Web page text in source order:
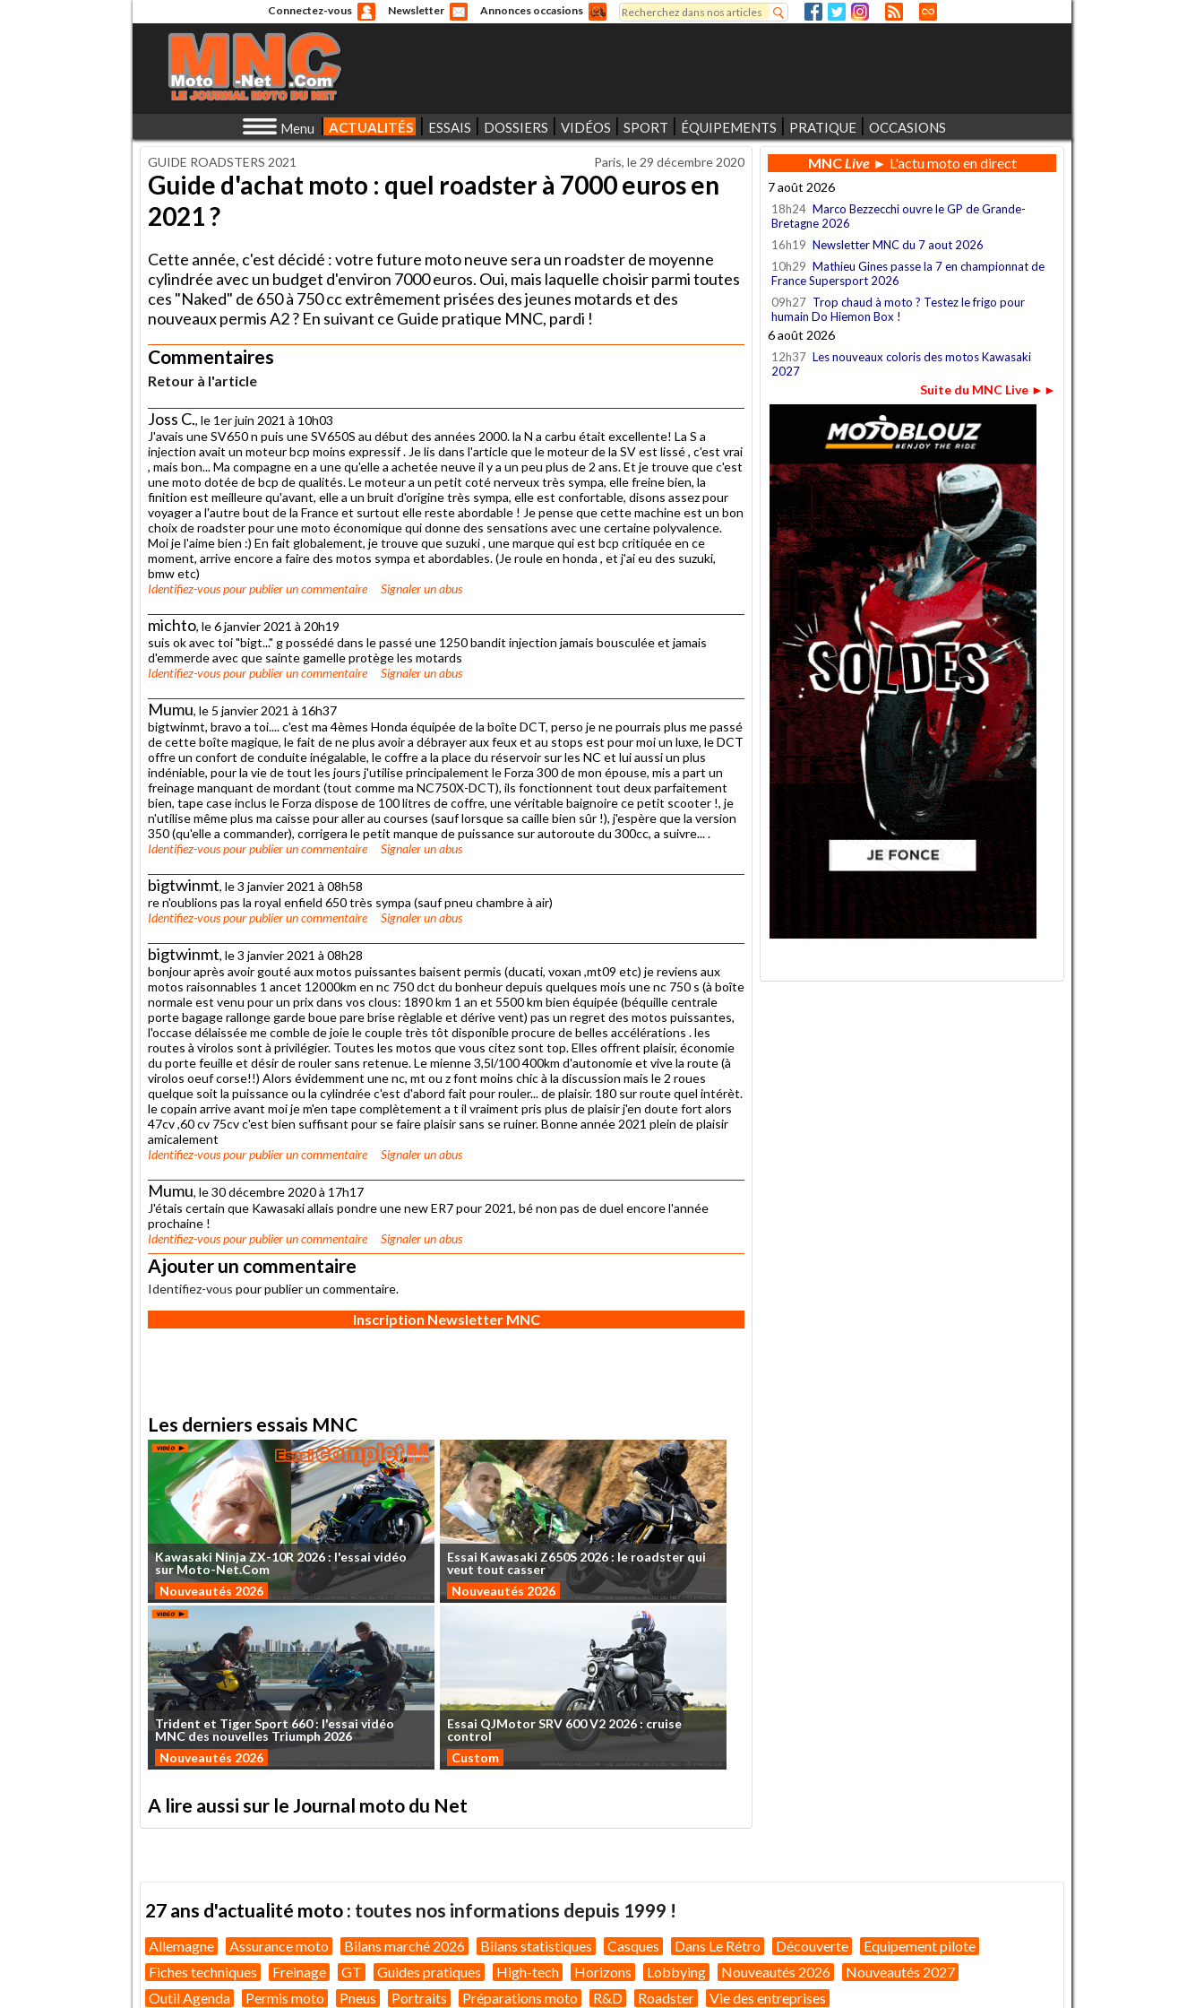
Connectez-vous Newsletter Annonces occasions
Formulaire de recherche
Rechercher
Menu ACTUALITÉS ESSAIS DOSSIERS VIDÉOS SPORT ÉQUIPEMENTS PRATIQUE OCCASIONS
GUIDE ROADSTERS 2021 Paris, le 29 décembre 2020
Guide d'achat moto : quel roadster à 7000 euros en
2021 ?
Cette année, c'est décidé : votre future moto neuve sera un roadster de moyenne
cylindrée avec un budget d'environ 7000 euros. Oui, mais laquelle choisir parmi toutes
ces "Naked" de 650 à 750 cc extrêmement prisées des jeunes motards et des
nouveaux permis A2 ? En suivant ce Guide pratique MNC, pardi !
Commentaires
Retour à l'article
Joss C., le 1er juin 2021 à 10h03
J'avais une SV650 n puis une SV650S au début des années 2000. la N a carbu était excellente! La S a
injection avait un moteur bcp moins expressif . Je lis dans l'article que le moteur de la SV est lissé , c'est vrai
, mais bon... Ma compagne en a une qu'elle a achetée neuve il y a un peu plus de 2 ans. Et je trouve que c'est
une moto dotée de bcp de qualités. Le moteur a un petit coté nerveux très sympa, elle freine bien, la
finition est meilleure qu'avant, elle a un bruit d'origine très sympa, elle est confortable, disons assez pour
voyager a l'autre bout de la France et surtout elle reste abordable ! Je pense que cette machine est un bon
choix de roadster pour une moto économique qui donne des sensations avec une certaine polyvalence.
Moi je l'aime bien :) En fait globalement, je trouve que suzuki , une marque qui est bcp critiquée en ce
moment, arrive encore a faire des motos sympa et abordables. (Je roule en honda , et j'ai eu des suzuki,
bmw etc)
Identifiez-vouspour publier un commentaire Signaler un abus
michto, le 6 janvier 2021 à 20h19
suis ok avec toi "bigt..." g possédé dans le passé une 1250 bandit injection jamais bousculée et jamais
d'emmerde avec que sainte gamelle protège les motards
Identifiez-vouspour publier un commentaire Signaler un abus
Mumu, le 5 janvier 2021 à 16h37
bigtwinmt, bravo a toi.... c'est ma 4èmes Honda équipée de la boîte DCT, perso je ne pourrais plus me passé
de cette boîte magique, le fait de ne plus avoir a débrayer aux feux et au stops est pour moi un luxe, le DCT
offre un confort de conduite inégalable, le coffre a la place du réservoir sur les NC et lui aussi un plus
indéniable, pour la vie de tout les jours j'utilise principalement le Forza 300 de mon épouse, mis a part un
freinage manquant de mordant (tout comme ma NC750X-DCT), ils fonctionnent tout deux parfaitement
bien, tape case inclus le Forza dispose de 100 litres de coffre, une véritable baignoire ce petit scooter !, je
n'utilise même plus ma caisse pour aller au courses (sauf lorsque sa caille bien sûr !), j'espère que la version
350 (qu'elle a commander), corrigera le petit manque de puissance sur autoroute du 300cc, a suivre... .
Identifiez-vouspour publier un commentaire Signaler un abus
bigtwinmt, le 3 janvier 2021 à 08h58
re n'oublions pas la royal enfield 650 très sympa (sauf pneu chambre à air)
Identifiez-vouspour publier un commentaire Signaler un abus
bigtwinmt, le 3 janvier 2021 à 08h28
bonjour après avoir gouté aux motos puissantes baisent permis (ducati, voxan ,mt09 etc) je reviens aux
motos raisonnables 1 ancet 12000km en nc 750 dct du bonheur depuis quelques mois une nc 750 s (à boîte
normale est venu pour un prix dans vos clous: 1890 km 1 an et 5500 km bien équipée (béquille centrale
porte bagage rallonge garde boue pare brise règlable et dérive vent) pas un regret des motos puissantes,
l'occase délaissée me comble de joie le couple très tôt disponible procure de belles accélérations . les
routes à virolos sont à privilégier. Toutes les motos que vous citez sont top. Elles offrent plaisir, économie
du porte feuille et désir de rouler sans retenue. Le mienne 3,5l/100 400km d'autonomie et vive la route (à
virolos oeuf corse!!) Alors évidemment une nc, mt ou z font moins chic à la discussion mais le 2 roues
quelque soit la puissance ou la cylindrée c'est d'abord fait pour rouler... de plaisir. 180 sur route quel intérèt.
le copain arrive avant moi je m'en tape complètement a t il vraiment pris plus de plaisir j'en doute fort alors
47cv ,60 cv 75cv c'est bien suffisant pour se faire plaisir sans se ruiner. Bonne année 2021 plein de plaisir
amicalement
Identifiez-vouspour publier un commentaire Signaler un abus
Mumu, le 30 décembre 2020 à 17h17
J'étais certain que Kawasaki allais pondre une new ER7 pour 2021, bé non pas de duel encore l'année
prochaine !
Identifiez-vouspour publier un commentaire Signaler un abus
Ajouter un commentaire
Identifiez-vous pour publier un commentaire.
Inscription Newsletter MNC
Les derniers essais MNC
Kawasaki NinjaZX-10R 2026 : l'essai vidéo
sur Moto-Net.Com
Nouveautés 2026
Essai Kawasaki Z650S2026: le roadster qui
veut tout casser
Nouveautés 2026
Trident et TigerSport 660: l'essaividéo
MNCdesnouvelles Triumph2026
Nouveautés 2026
Essai QJMotorSRV 600V2 2026: cruise
control
Custom
A lire aussi sur le Journal moto du Net
MNCLive► L'actu moto en direct
7 août 2026
18h24 Marco Bezzecchi ouvre le GP de Grande-
Bretagne 2026
16h19 Newsletter MNC du 7 aout 2026
10h29 Mathieu Gines passe la 7 en championnat de
France Supersport 2026
09h27 Trop chaud à moto ? Testez le frigo pour
humain Do Hiemon Box !
6 août 2026
12h37 Les nouveaux coloris des motos Kawasaki
2027
Suite du MNC Live ►►
27 ans d'actualité moto : toutes nos informations depuis 1999 !
Allemagne Assurance moto Bilans marché 2026 Bilans statistiques Casques Dans Le Rétro Découverte
Equipement pilote
Fiches techniques
Freinage GT Guides pratiques High-tech Horizons Lobbying Nouveautés 2026
Nouveautés 2027
Outil Agenda
Permis moto Pneus Portraits Préparations moto R&D Roadster Vie des entreprises